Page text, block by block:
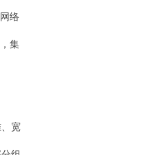
络
集
宽